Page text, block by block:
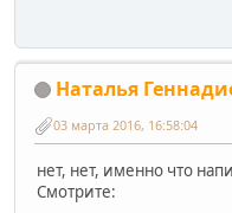
Наталья
03 марта 2016, 16:58:04
нет, нет, именно что
Смотрите: